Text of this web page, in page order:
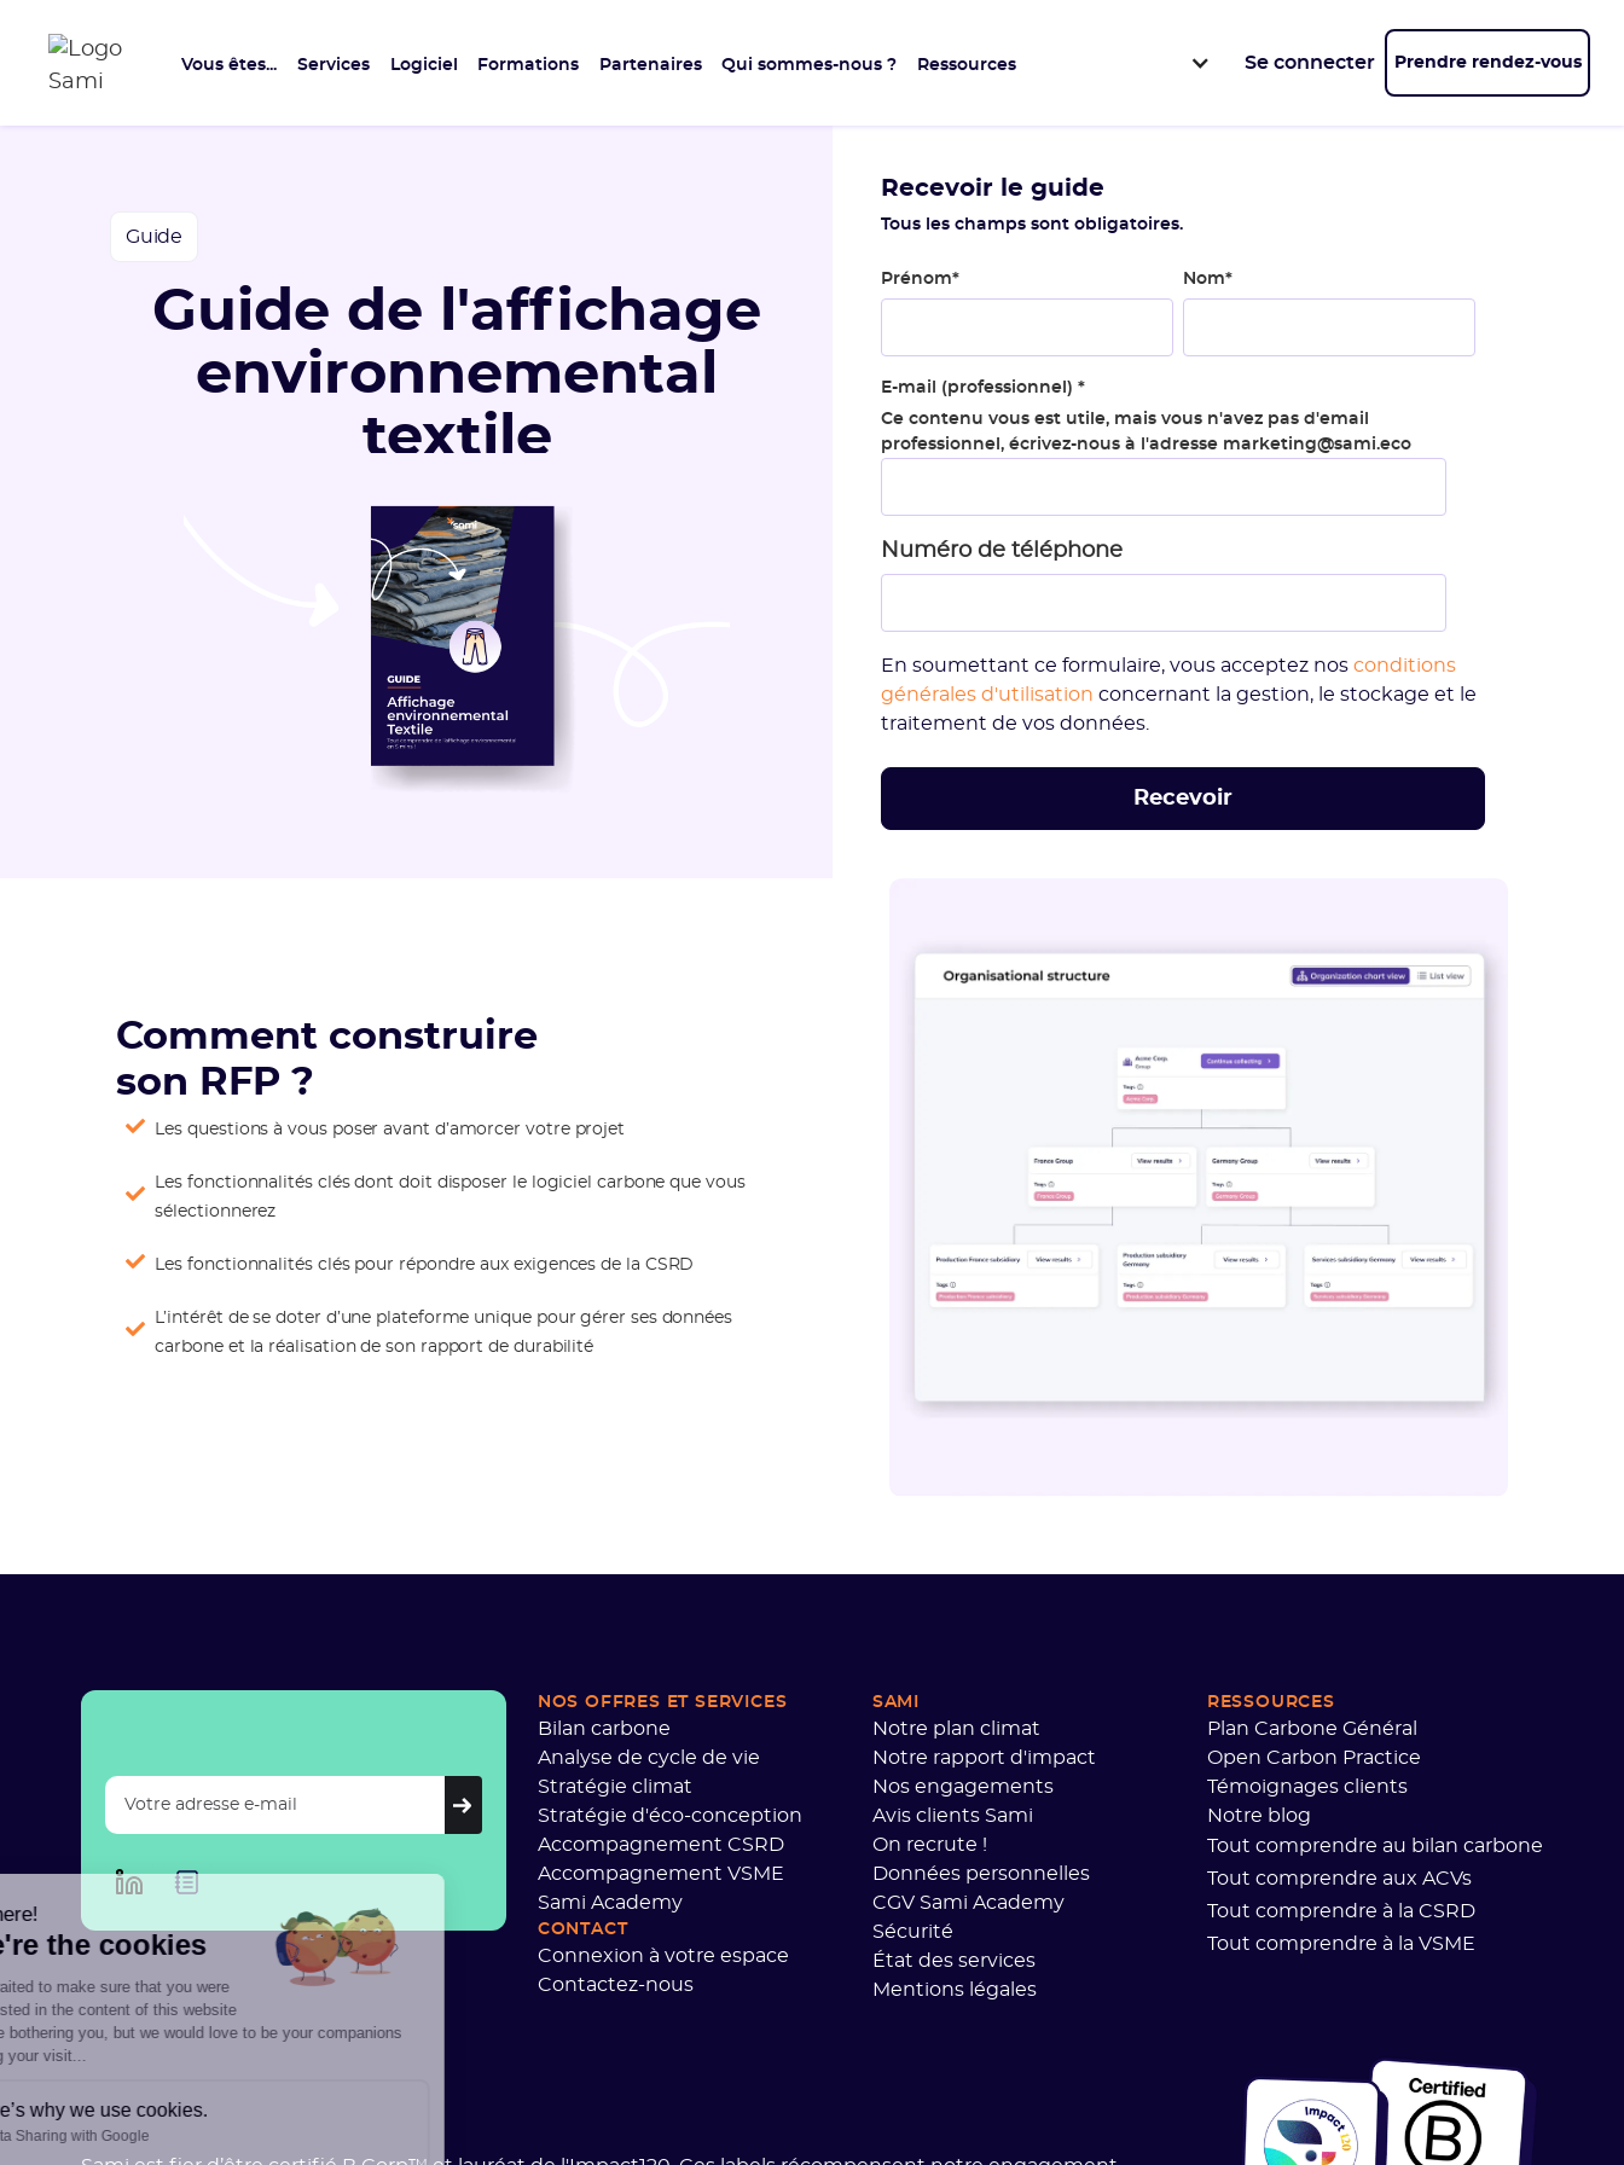
Vous êtes... Services Logiciel Formations Partenaires Qui sommes-nous ? Ressources Se connecter Prendre rendez-vous
Guide
Guide de l'affichage
environnemental
textile
Recevoir le guide
Tous les champs sont obligatoires.
Prénom* Nom*
E-mail (professionnel)*
Ce contenu vous est utile, mais vous n'avez pas d'email
professionnel, écrivez-nous à l'adresse marketing@sami.eco
Numéro de téléphone
En soumettant ce formulaire, vous acceptez nosconditions
générales d'utilisation concernant la gestion, le stockage et le
traitement de vos données.
Comment construire
son RFP ?
Les questions à vous poser avant d’amorcer votre projet
Les fonctionnalités clés dont doit disposer le logiciel carbone que vous
sélectionnerez
Les fonctionnalités clés pour répondre aux exigences de la CSRD
L’intérêt de se doter d’une plateforme unique pour gérer ses données
carbone et la réalisation de son rapport de durabilité
NOS OFFRES ET SERVICES
Bilan carbone
Analyse de cycle de vie
Stratégie climat
Stratégie d'éco-conception
Accompagnement CSRD
Accompagnement VSME
Sami Academy
CONTACT
Connexion à votre espace
Contactez-nous
SAMI
Notre plan climat
Notre rapport d'impact
Nos engagements
Avis clients Sami
On recrute !
Données personnelles
CGV Sami Academy
Sécurité
État des services
Mentions légales
RESSOURCES
Plan Carbone Général
Open Carbon Practice
Témoignages clients
Notre blog
Tout comprendre au bilan carbone
Tout comprendre aux ACVs
Tout comprendre à la CSRD
Tout comprendre à la VSME
Hi there!
We're the cookies
We waited to make sure that you were
interested in the content of this website
before bothering you, but we would love to be your companions
during your visit...
Here’s why we use cookies.
Data Sharing with Google